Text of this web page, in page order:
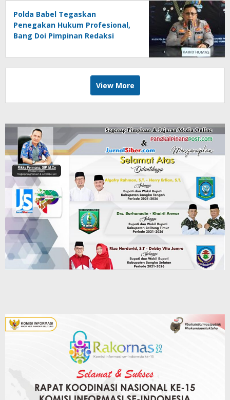
Polda Babel Tegaskan
Penegakan Hukum Profesional,
Bang Doi Pimpinan Redaksi
Dua Kali Tak Hadiri Panggilan
View More